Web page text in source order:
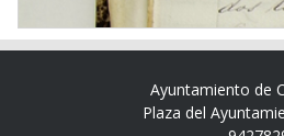
Ayuntamiento de
Plaza del